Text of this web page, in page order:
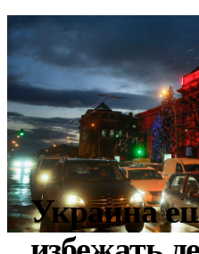
Украина